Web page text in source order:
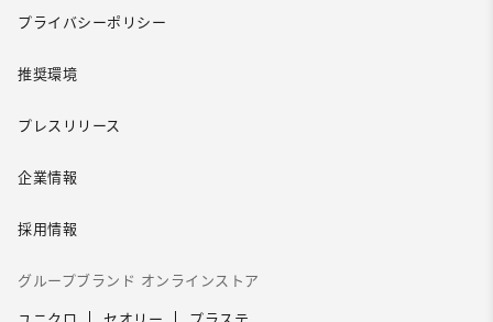
プライバシーポリシー
推奨環境
プレスリリース
企業情報
採用情報
グループブランド オンラインストア